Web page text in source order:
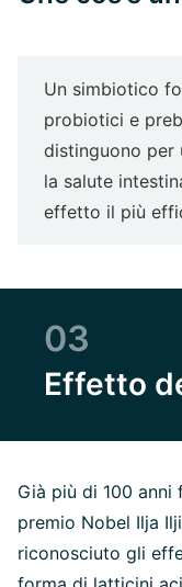
Un simbiotico
probiotici e
distinguono per
la salute
effetto il più
03
Effetto
Già più di 100
premio Nobel Ilja
riconosciuto gli